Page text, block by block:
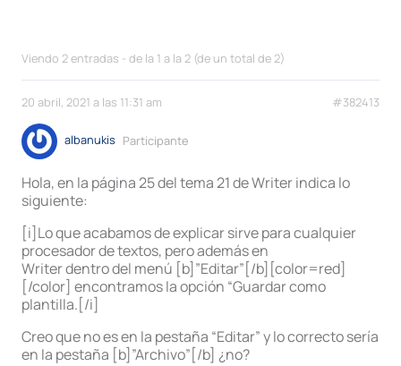
Viendo 2 entradas - de la 1 a la 2 (de un total de 2)
20 abril, 2021 a las 11:31 am #382413
albanukis Participante
Hola, en la página 25 del tema 21 de Writer indica lo
siguiente:
[i]Lo que acabamos de explicar sirve para cualquier
procesador de textos, pero además en
Writer dentro del menú [b]”Editar”[/b][color=red]
[/color] encontramos la opción “Guardar como
plantilla.[/i]
Creo que no es en la pestaña “Editar” y lo correcto sería
en la pestaña [b]”Archivo”[/b] ¿no?